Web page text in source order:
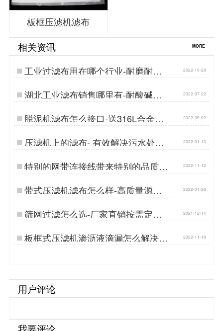
板框压滤机滤布
相关资讯 MORE
工业过滤布用在哪个行业-耐磨耐酸
碱丙纶滤布…
2022-10-28
湖北工业滤布销售哪里有-耐酸碱耐
腐蚀无差价[丹娜鸶]…
2022-07-22
脱泥机滤布怎么接口-送316L合金连
接线[丹娜鸶]…
2022-09-02
压滤机上的滤布- 有效解决污水处理
难题{丹娜鸶过滤}…
2022-01-13
特别的网带连接线带来特别的品质
{丹娜鸶过滤}…
2022-11-12
带式压滤机滤布怎么样-高质量源于
小细节{丹娜鸶过滤}…
2022-01-28
筛网过滤怎么选-厂家直销按需定制
{丹娜鸶过滤}…
2021-12-14
板框式压滤机渗沥液滴漏怎么解决？
{丹娜鸶过滤}…
2022-11-18
用户评论
我要评论